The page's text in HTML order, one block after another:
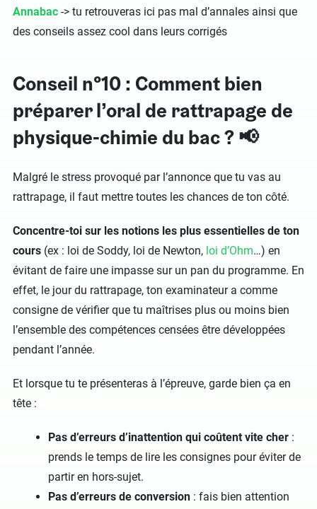
Annabac -> tu retrouveras ici pas mal d’annales ainsi que
des conseils assez cool dans leurs corrigés
Conseil n°10 : Comment bien
préparer l’oral de rattrapage de
physique-chimie du bac ? 📢
Malgré le stress provoqué par l’annonce que tu vas au
rattrapage, il faut mettre toutes les chances de ton côté.
Concentre-toi sur les notions les plus essentielles de ton
cours (ex : loi de Soddy, loi de Newton, loi d’Ohm…) en
évitant de faire une impasse sur un pan du programme. En
effet, le jour du rattrapage, ton examinateur a comme
consigne de vérifier que tu maîtrises plus ou moins bien
l’ensemble des compétences censées être développées
pendant l’année.
Et lorsque tu te présenteras à l’épreuve, garde bien ça en
tête :
Pas d’erreurs d’inattention qui coûtent vite cher :
prends le temps de lire les consignes pour éviter de
partir en hors-sujet.
Pas d’erreurs de conversion : fais bien attention